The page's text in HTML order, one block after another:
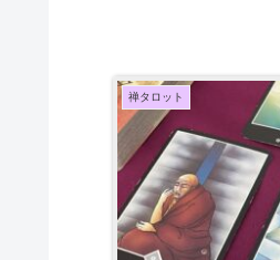
禅タロット